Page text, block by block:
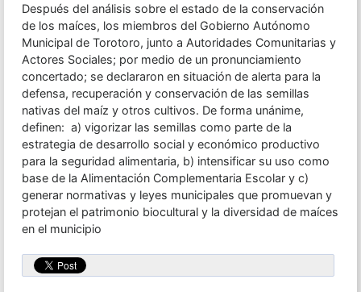
Después del análisis sobre el estado de la conservación
de los maíces, los miembros del Gobierno Autónomo
Municipal de Torotoro, junto a Autoridades Comunitarias y
Actores Sociales; por medio de un pronunciamiento
concertado; se declararon en situación de alerta para la
defensa, recuperación y conservación de las semillas
nativas del maíz y otros cultivos. De forma unánime,
definen: a) vigorizar las semillas como parte de la
estrategia de desarrollo social y económico productivo
para la seguridad alimentaria, b) intensificar su uso como
base de la Alimentación Complementaria Escolar y c)
generar normativas y leyes municipales que promuevan y
protejan el patrimonio biocultural y la diversidad de maíces
en el municipio